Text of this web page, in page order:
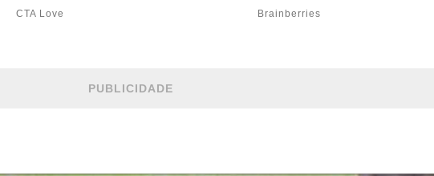
PUBLICIDADE